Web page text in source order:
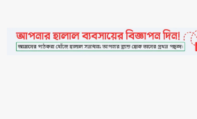
Views: 305
সন্তান মুসলিম কিন্তু মাতা-পিতা কাফের হলে, সন্তানের